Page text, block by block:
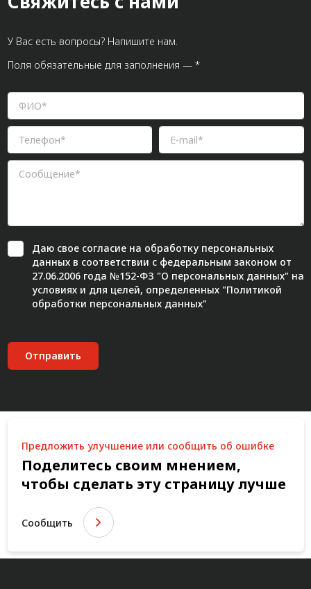
У Вас есть вопросы? Напишите нам.
Поля обязательные для заполнения — *
Даю свое согласиена обработку персональных
данных в соответствии с федеральным законом от
27.06.2006 года №152-ФЗ "О персональных данных" на
условиях и для целей, определенных "Политикой
обработки персональных данных"
Отправить
Предложить улучшение или сообщить об ошибке
Поделитесь своим мнением,
чтобы сделать эту страницу лучше
Сообщить